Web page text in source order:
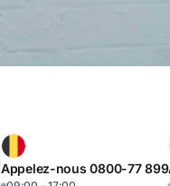
Appelez-nous 0800-77 899